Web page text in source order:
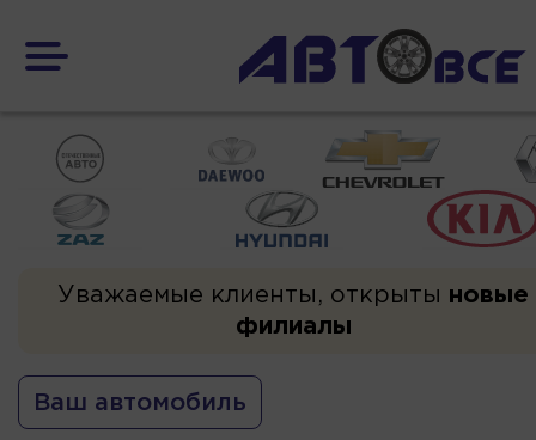
Уважаемые клиенты, открыты новые
филиалы
Ваш автомобиль